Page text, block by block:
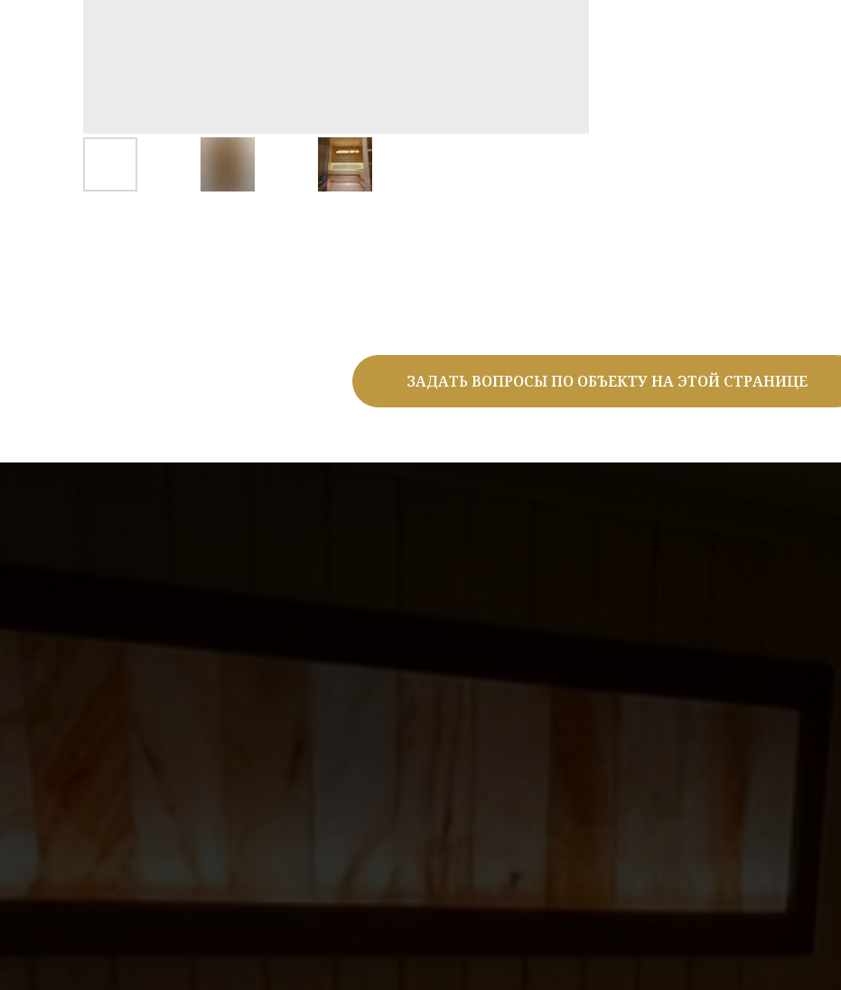
ЗАДАТЬ ВОПРОСЫ ПО ОБЪЕКТУ НА ЭТОЙ СТРАНИЦЕ